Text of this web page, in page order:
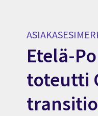
Etelä-
toteutti